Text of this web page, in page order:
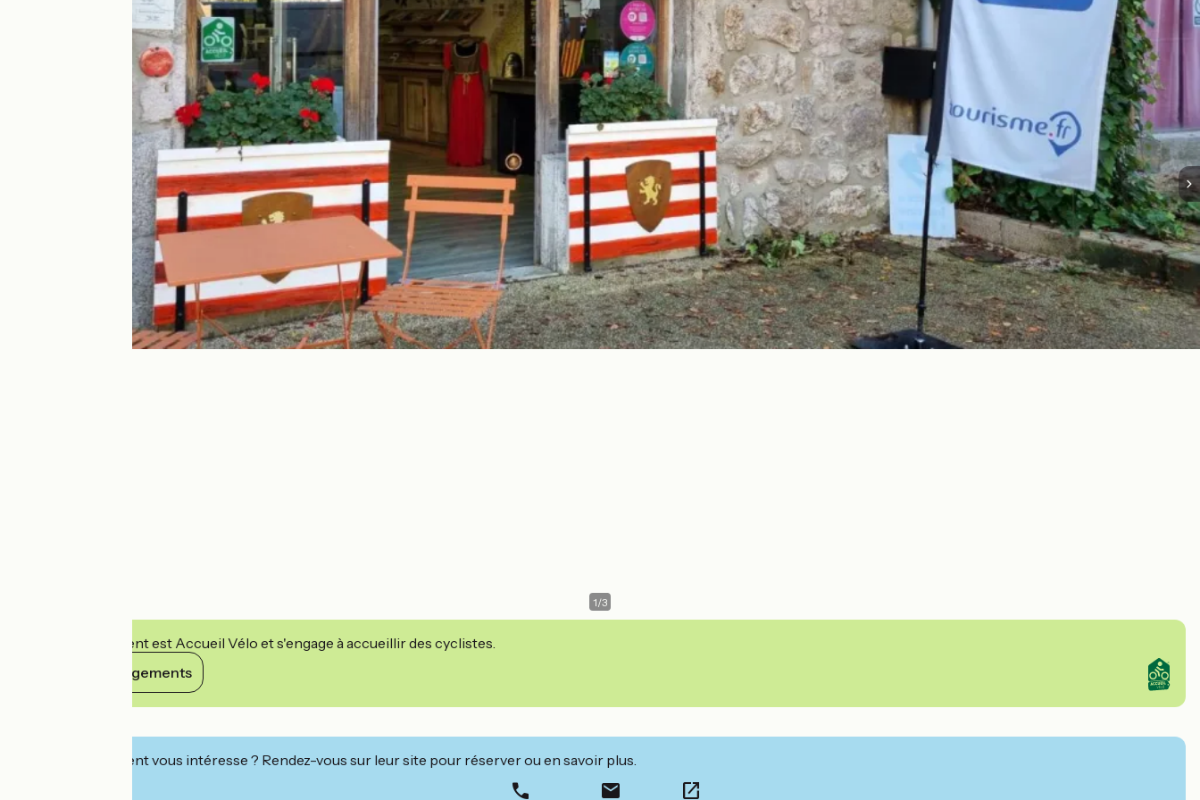
1/3
Cet établissement est Accueil Vélo et s'engage à accueillir des cyclistes.
Voir ses engagements
Cet établissement vous intéresse ? Rendez-vous sur leur site pour réserver ou en savoir plus.